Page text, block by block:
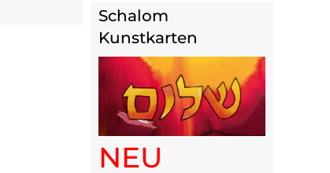
Schalom
Kunstkarten
NEU